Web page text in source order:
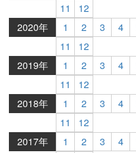
11
12
2020年
1 2 3 4
11
12
2019年
1 2 3 4
11
12
2018年
1 2 3 4
11
12
2017年
1 2 3 4